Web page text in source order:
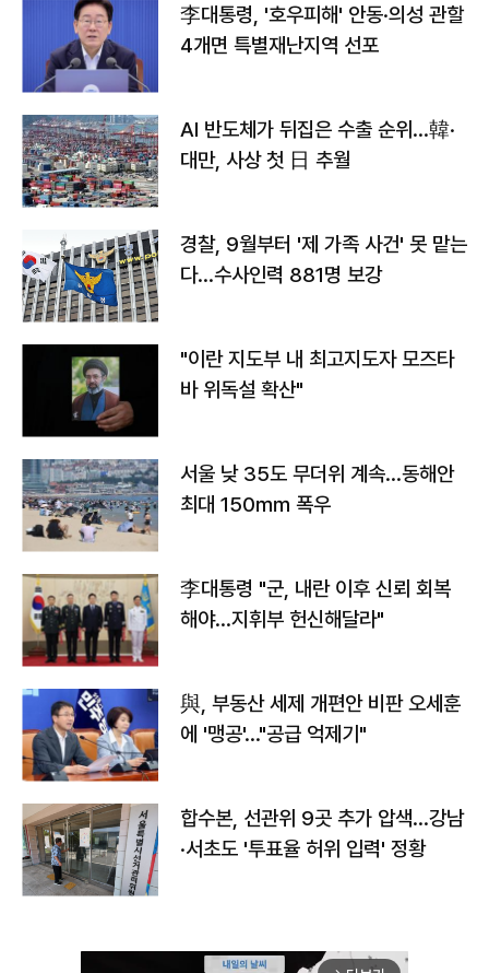
李대통령, '호우피해' 안동·의성 관할
4개면 특별재난지역 선포
AI 반도체가 뒤집은 수출 순위…韓·
대만, 사상 첫 日 추월
경찰, 9월부터 '제 가족 사건' 못 맡는
다…수사인력 881명 보강
"이란 지도부 내 최고지도자 모즈타
바 위독설 확산"
서울 낮 35도 무더위 계속…동해안
최대 150㎜ 폭우
李대통령 "군, 내란 이후 신뢰 회복
해야…지휘부 헌신해달라"
與, 부동산 세제 개편안 비판 오세훈
에 '맹공'…"공급 억제기"
합수본, 선관위 9곳 추가 압색…강남
·서초도 '투표율 허위 입력' 정황